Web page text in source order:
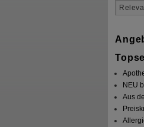
NEU
Aus